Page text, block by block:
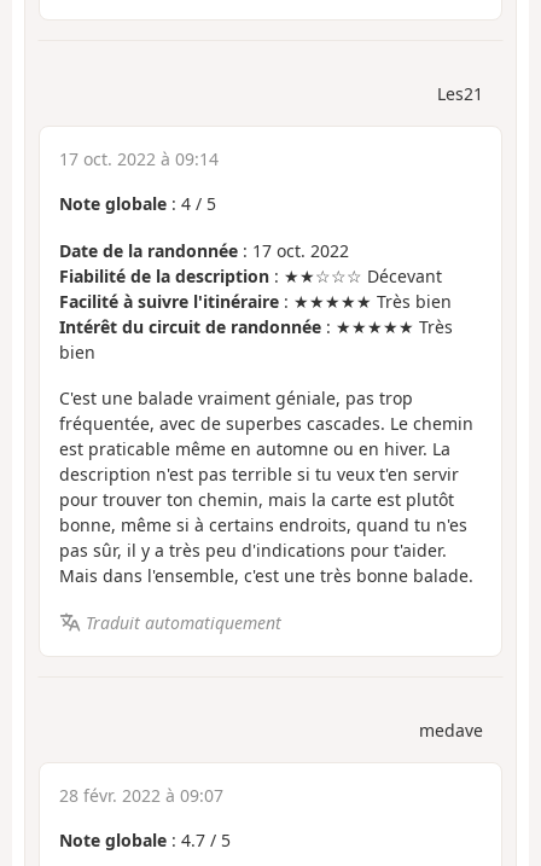
Les21
17 oct. 2022 à 09:14
Note globale : 4 / 5
Date de la randonnée : 17 oct. 2022
Fiabilité de la description : ★★☆☆☆ Décevant
Facilité à suivre l'itinéraire : ★★★★★ Très bien
Intérêt du circuit de randonnée : ★★★★★ Très
bien
C'est une balade vraiment géniale, pas trop
fréquentée, avec de superbes cascades. Le chemin
est praticable même en automne ou en hiver. La
description n'est pas terrible si tu veux t'en servir
pour trouver ton chemin, mais la carte est plutôt
bonne, même si à certains endroits, quand tu n'es
pas sûr, il y a très peu d'indications pour t'aider.
Mais dans l'ensemble, c'est une très bonne balade.
Traduit automatiquement
medave
28 févr. 2022 à 09:07
Note globale : 4.7 / 5